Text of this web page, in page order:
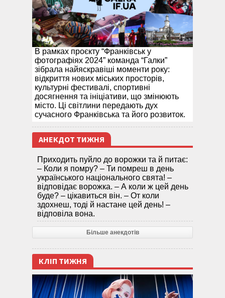
В рамках проєкту “Франківськ у
фотографіях 2024” команда “Галки”
зібрала найяскравіші моменти року:
відкриття нових міських просторів,
культурні фестивалі, спортивні
досягнення та ініціативи, що змінюють
місто. Ці світлини передають дух
сучасного Франківська та його розвиток.
АНЕКДОТ ТИЖНЯ
Приходить пуйло до ворожки та й питає:
– Коли я помру? – Ти помреш в день
українського національного свята! –
відповідає ворожка. – А коли ж цей день
буде? – цікавиться він. – От коли
здохнеш, тоді й настане цей день! –
відповіла вона.
Більше анекдотів
КЛІП ТИЖНЯ